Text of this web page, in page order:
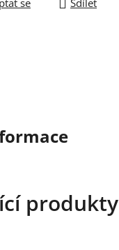
se Sdílet
produkty